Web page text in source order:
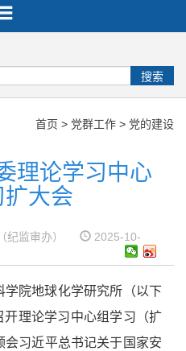
搜索
首页 > 党群工作 > 党的建设
理论学习中心
大会
纪监审办）
2025-10-
学院地球化学研究所（以下
开理论学习中心组学习（扩
习近平总书记关于国家安